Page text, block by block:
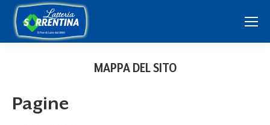
MAPPA DEL SITO
Pagine